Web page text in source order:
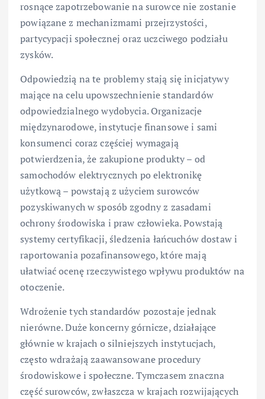
rosnące zapotrzebowanie na surowce nie zostanie
powiązane z mechanizmami przejrzystości,
partycypacji społecznej oraz uczciwego podziału
zysków.
Odpowiedzią na te problemy stają się inicjatywy
mające na celu upowszechnienie standardów
odpowiedzialnego wydobycia. Organizacje
międzynarodowe, instytucje finansowe i sami
konsumenci coraz częściej wymagają
potwierdzenia, że zakupione produkty – od
samochodów elektrycznych po elektronikę
użytkową – powstają z użyciem surowców
pozyskiwanych w sposób zgodny z zasadami
ochrony środowiska i praw człowieka. Powstają
systemy certyfikacji, śledzenia łańcuchów dostaw i
raportowania pozafinansowego, które mają
ułatwiać ocenę rzeczywistego wpływu produktów na
otoczenie.
Wdrożenie tych standardów pozostaje jednak
nierówne. Duże koncerny górnicze, działające
głównie w krajach o silniejszych instytucjach,
często wdrażają zaawansowane procedury
środowiskowe i społeczne. Tymczasem znaczna
część surowców, zwłaszcza w krajach rozwijających